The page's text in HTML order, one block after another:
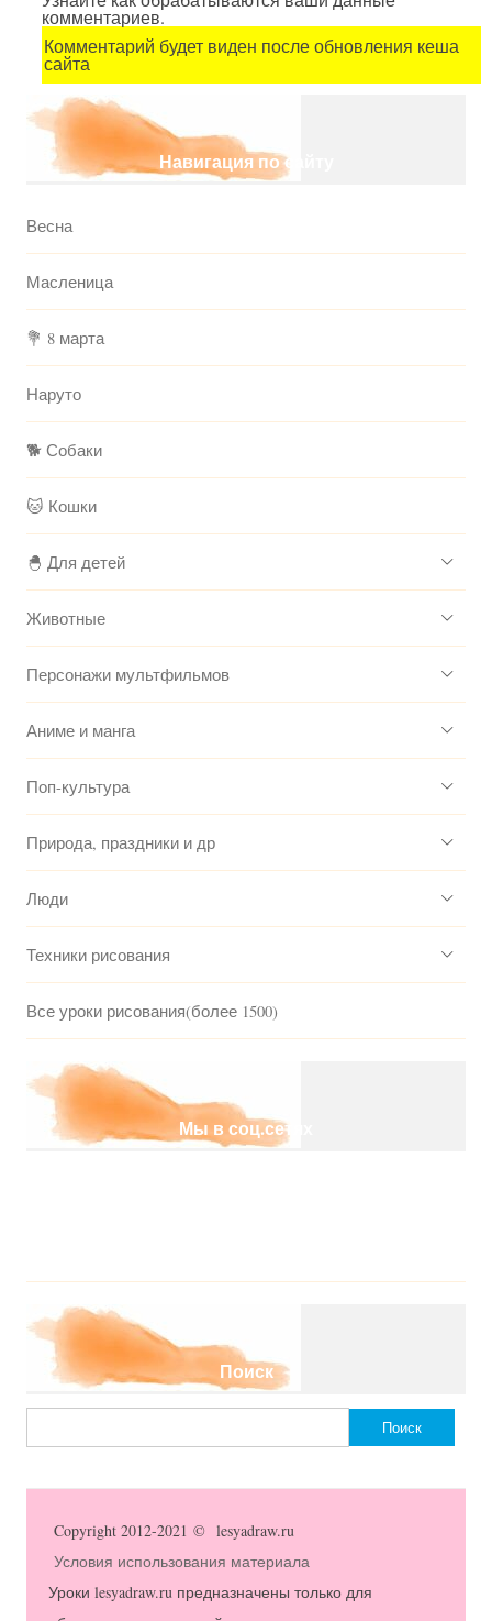
комментариев.
Комментарий будет виден после обновления кеша
сайта
Навигация по сайту
Весна
Масленица
💐 8 марта
Наруто
🐕 Собаки
🐱 Кошки
🐣 Для детей
Животные
Персонажи мультфильмов
Аниме и манга
Поп-культура
Природа, праздники и др
Люди
Техники рисования
Все уроки рисования(более 1500)
Мы в соц.сетях
Поиск
Copyright 2012-2021 © lesyadraw.ru
Условия использования материала
Уроки lesyadraw.ru предназначены только для